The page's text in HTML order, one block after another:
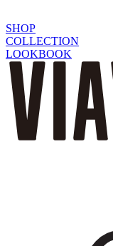
SHOP
COLLECTION
LOOKBOOK